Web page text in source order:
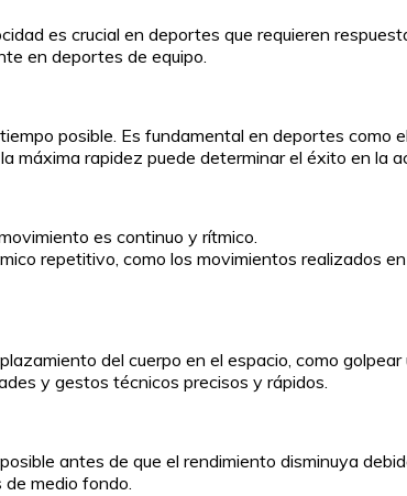
es crucial en deportes que requieren
en deportes de equipo.
posible. Es fundamental en deportes como
máxima rapidez puede determinar el éxito en la
es continuo y rítmico.
repetitivo, como los movimientos realizados
del cuerpo en el espacio, como
y gestos técnicos precisos y rápidos.
antes de que el rendimiento disminuya
medio fondo.